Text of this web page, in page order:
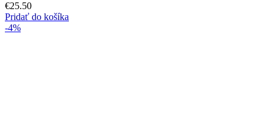
€25.50
Pridať do košíka
-4%